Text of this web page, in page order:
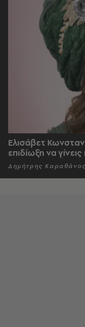
Ελισάβετ
επιδίωξη να
Δημήτρης Καραθάνος